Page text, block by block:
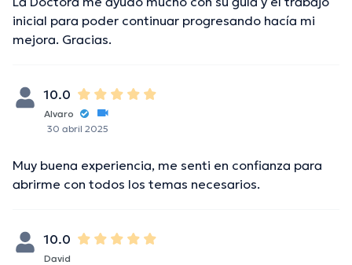
inicial para poder continuar progresando hacía mi
mejora. Gracias.
10.0
Alvaro
30 abril 2025
Muy buena experiencia, me senti en confianza para
abrirme con todos los temas necesarios.
10.0
David